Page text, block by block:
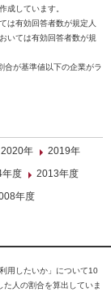
成しています。
は有効回答者数が規定人
いては有効回答者数が規
が基準値以下の企業がラ
2020年
2019年
度
2013年度
年度
用したいか」について10
人の割合を算出していま